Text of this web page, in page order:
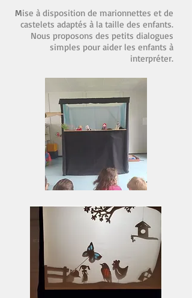
Mise à disposition de marionnettes et de
castelets adaptés à la taille des enfants.
Nous proposons des petits dialogues
simples pour aider les enfants à
interpréter.